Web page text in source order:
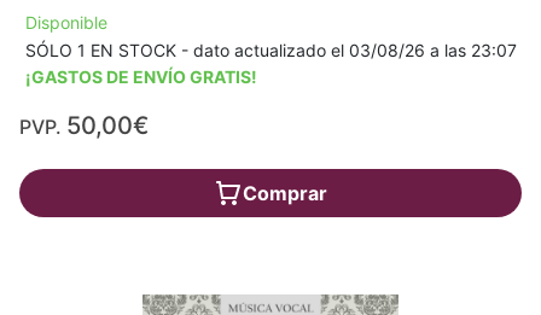
Disponible
SÓLO 1 EN STOCK - dato actualizado el 03/08/26 a las 23:07
¡GASTOS DE ENVÍO GRATIS!
PVP. 50,00€
Comprar